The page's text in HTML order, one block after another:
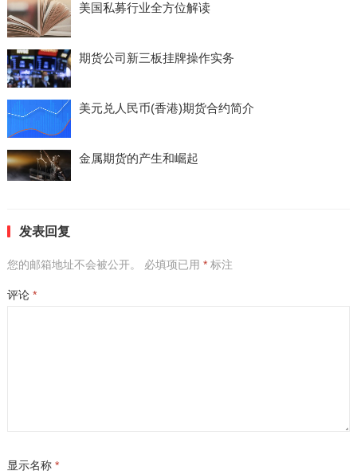
美国私募行业全方位解读
期货公司新三板挂牌操作实务
美元兑人民币(香港)期货合约简介
金属期货的产生和崛起
发表回复
您的邮箱地址不会被公开。 必填项已用 *标注
评论 *
显示名称 *